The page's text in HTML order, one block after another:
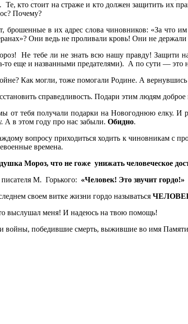
Те, кто стоит на страже и кто должен защитить их
Почему?
брошенные в их адрес слова чиновников: «За что
Они ведь не проливали кровь! Они не
Не тебе ли не знать всю нашу правду! Защити
то еще и названными предателями). А по сути —
Как могли, тоже помогали Родине. А
справедливость. Подари этим людям
от тебя получали подарки на Новогоднюю елку. И
А в этом году про нас забыли. Обидно.
вопросу приходиться ходить к чиновникам с
времена.
Мороз, что не гоже унижать человеческое
М. Горького: «Человек! Это звучит гордо!»
своем витке жизни гордо называться
выслушал меня! И надеюсь на твою помощь!
войны, победившие смерть, выжившие во имя